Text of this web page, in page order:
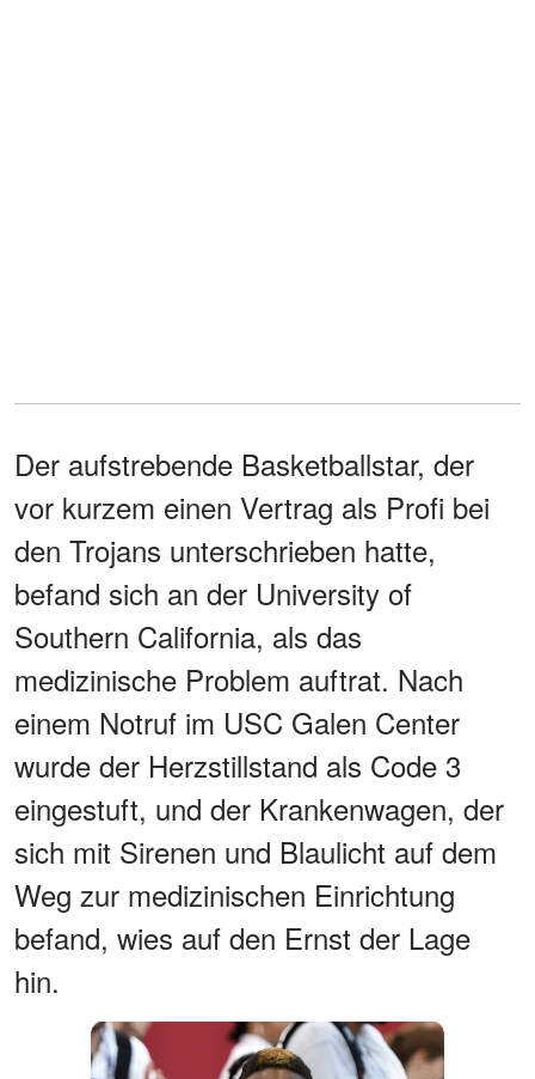
Der aufstrebende Basketballstar, der
vor kurzem einen Vertrag als Profi bei
den Trojans unterschrieben hatte,
befand sich an der University of
Southern California, als das
medizinische Problem auftrat. Nach
einem Notruf im USC Galen Center
wurde der Herzstillstand als Code 3
eingestuft, und der Krankenwagen, der
sich mit Sirenen und Blaulicht auf dem
Weg zur medizinischen Einrichtung
befand, wies auf den Ernst der Lage
hin.